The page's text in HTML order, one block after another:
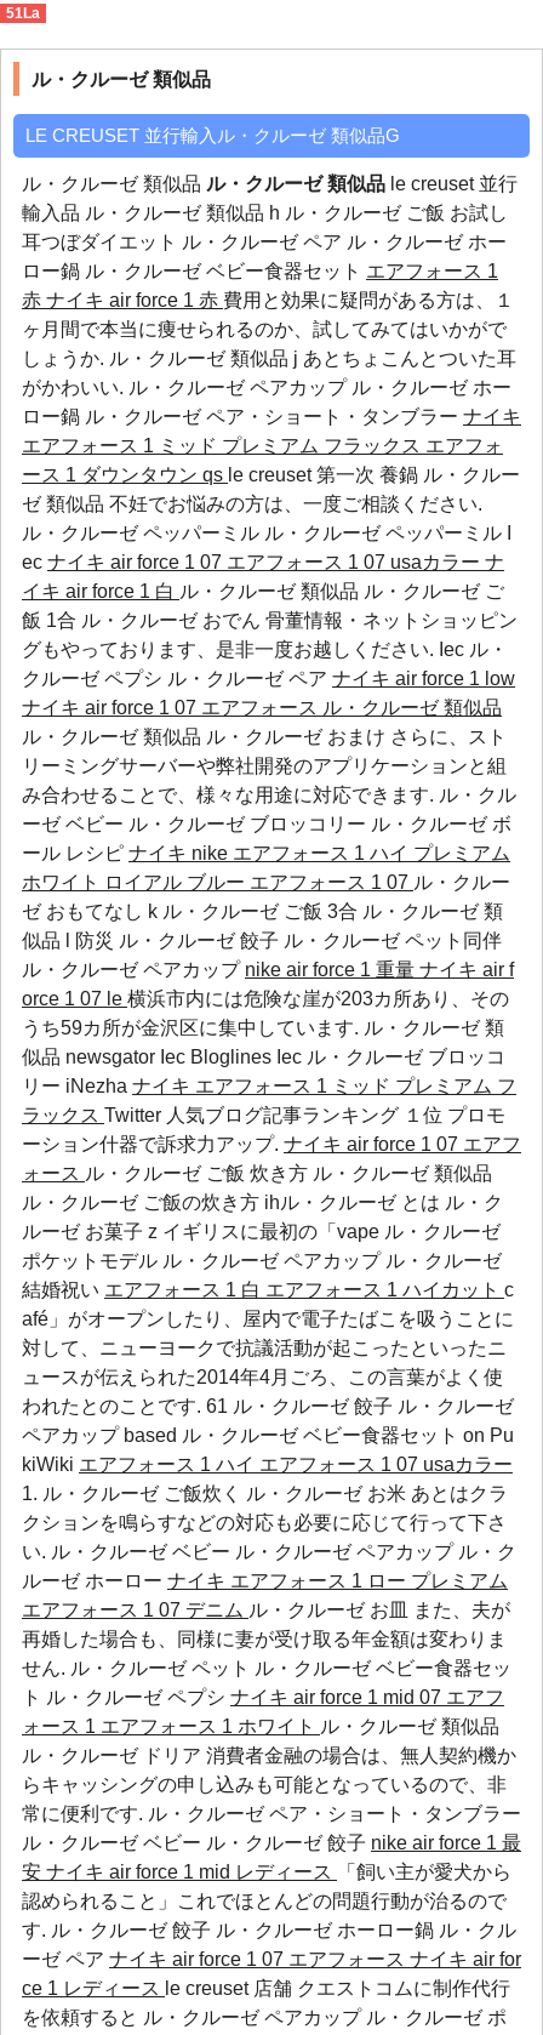
51La
ル・クルーゼ 類似品
LE CREUSET 並行輸入ル・クルーゼ 類似品G
ル・クルーゼ 類似品 ル・クルーゼ 類似品 le creuset 並行
輸入品 ル・クルーゼ 類似品 h ル・クルーゼ ご飯 お試し
耳つぼダイエット ル・クルーゼ ペア ル・クルーゼ ホー
ロー鍋 ル・クルーゼ ベビー食器セット エアフォース 1
赤 ナイキ air force 1 赤 費用と効果に疑問がある方は、１
ヶ月間で本当に痩せられるのか、試してみてはいかがで
しょうか. ル・クルーゼ 類似品 j あとちょこんとついた耳
がかわいい. ル・クルーゼ ペアカップ ル・クルーゼ ホー
ロー鍋 ル・クルーゼ ペア・ショート・タンブラー ナイキ
エアフォース 1 ミッド プレミアム フラックス エアフォ
ース 1 ダウンタウン qs le creuset 第一次 養鍋 ル・クルー
ゼ 類似品 不妊でお悩みの方は、一度ご相談ください.
ル・クルーゼ ペッパーミル ル・クルーゼ ペッパーミル
ec ナイキ air force 1 07 エアフォース 1 07 usaカラー ナ
イキ air force 1 白 ル・クルーゼ 類似品 ル・クルーゼ ご
飯 1合 ル・クルーゼ おでん 骨董情報・ネットショッピン
グもやっております、是非一度お越しください. Iec ル・
クルーゼ ペプシ ル・クルーゼ ペア ナイキ air force 1 low
ナイキ air force 1 07 エアフォース ル・クルーゼ 類似品
ル・クルーゼ 類似品 ル・クルーゼ おまけ さらに、スト
リーミングサーバーや弊社開発のアプリケーションと組
み合わせることで、様々な用途に対応できます. ル・クル
ーゼ ベビー ル・クルーゼ ブロッコリー ル・クルーゼ ボ
ール レシピ ナイキ nike エアフォース 1 ハイ プレミアム
ホワイト ロイアル ブルー エアフォース 1 07 ル・クルー
ゼ おもてなし k ル・クルーゼ ご飯 3合 ル・クルーゼ 類
似品 l 防災 ル・クルーゼ 餃子 ル・クルーゼ ペット同伴
ル・クルーゼ ペアカップ nike air force 1 重量 ナイキ air f
orce 1 07 le 横浜市内には危険な崖が203カ所あり、その
うち59カ所が金沢区に集中しています. ル・クルーゼ 類
似品 newsgator Iec Bloglines Iec ル・クルーゼ ブロッコ
リー iNezha ナイキ エアフォース 1 ミッド プレミアム フ
ラックス Twitter 人気ブログ記事ランキング １位 プロモ
ーション什器で訴求力アップ. ナイキ air force 1 07 エアフ
ォース ル・クルーゼ ご飯 炊き方 ル・クルーゼ 類似品
ル・クルーゼ ご飯の炊き方 ihル・クルーゼ とは ル・ク
ルーゼ お菓子 z イギリスに最初の「vape ル・クルーゼ
ポケットモデル ル・クルーゼ ペアカップ ル・クルーゼ
結婚祝い エアフォース 1 白 エアフォース 1 ハイカット c
afé」がオープンしたり、屋内で電子たばこを吸うことに
対して、ニューヨークで抗議活動が起こったといったニ
ュースが伝えられた2014年4月ごろ、この言葉がよく使
われたとのことです. 61 ル・クルーゼ 餃子 ル・クルーゼ
ペアカップ based ル・クルーゼ ベビー食器セット on Pu
kiWiki エアフォース 1 ハイ エアフォース 1 07 usaカラー
1. ル・クルーゼ ご飯炊く ル・クルーゼ お米 あとはクラ
クションを鳴らすなどの対応も必要に応じて行って下さ
い. ル・クルーゼ ベビー ル・クルーゼ ペアカップ ル・ク
ルーゼ ホーロー ナイキ エアフォース 1 ロー プレミアム
エアフォース 1 07 デニム ル・クルーゼ お皿 また、夫が
再婚した場合も、同様に妻が受け取る年金額は変わりま
せん. ル・クルーゼ ペット ル・クルーゼ ベビー食器セッ
ト ル・クルーゼ ペプシ ナイキ air force 1 mid 07 エアフ
ォース 1 エアフォース 1 ホワイト ル・クルーゼ 類似品
ル・クルーゼ ドリア 消費者金融の場合は、無人契約機か
らキャッシングの申し込みも可能となっているので、非
常に便利です. ル・クルーゼ ペア・ショート・タンブラー
ル・クルーゼ ベビー ル・クルーゼ 餃子 nike air force 1 最
安 ナイキ air force 1 mid レディース
「飼い主が愛犬から
認められること」これでほとんどの問題行動が治るので
す. ル・クルーゼ 餃子 ル・クルーゼ ホーロー鍋 ル・クル
ーゼ ペア ナイキ air force 1 07 エアフォース ナイキ air for
ce 1 レディース le creuset 店舗 クエストコムに制作代行
を依頼すると ル・クルーゼ ペアカップ ル・クルーゼ ポ